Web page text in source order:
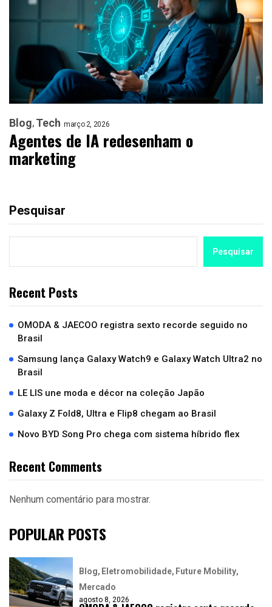
Blog Tech março 2, 2026
Agentes de IA redesenham o
marketing
Pesquisar
Pesquisar
Recent Posts
OMODA & JAECOO registra sexto recorde seguido no
Brasil
Samsung lança Galaxy Watch9 e Galaxy Watch Ultra2 no
Brasil
LE LIS une moda e décor na coleção Japão
Galaxy Z Fold8, Ultra e Flip8 chegam ao Brasil
Novo BYD Song Pro chega com sistema híbrido flex
Recent Comments
Nenhum comentário para mostrar.
POPULAR POSTS
Blog Eletromobilidade Future Mobility
Mercado
agosto 8, 2026